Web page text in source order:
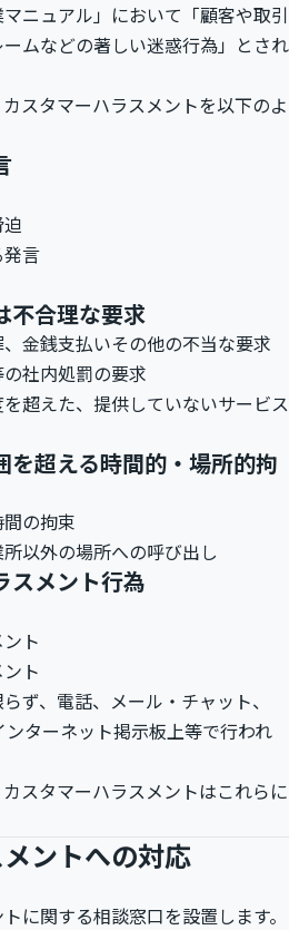
ニュアル」において「顧客や取引
ムなどの著しい迷惑行為」とされ
スタマーハラスメントを以下のよ
言
不合理な要求
金銭支払いその他の不当な要求
社内処罰の要求
超えた、提供していないサービス
を超える時間的・場所的拘
の拘束
以外の場所への呼び出し
スメント行為
ト
ト
ず、電話、メール・チャット、
ターネット掲示板上等で行われ
スタマーハラスメントはこれらに
ントへの対応
に関する相談窓口を設置します。